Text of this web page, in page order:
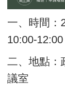
一、時間：
10:00-12:00
二、地點：
議室